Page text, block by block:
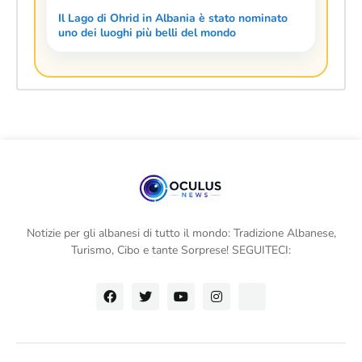
Il Lago di Ohrid in Albania è stato nominato
uno dei luoghi più belli del mondo
Notizie per gli albanesi di tutto il mondo: Tradizione Albanese,
Turismo, Cibo e tante Sorprese! SEGUITECI: